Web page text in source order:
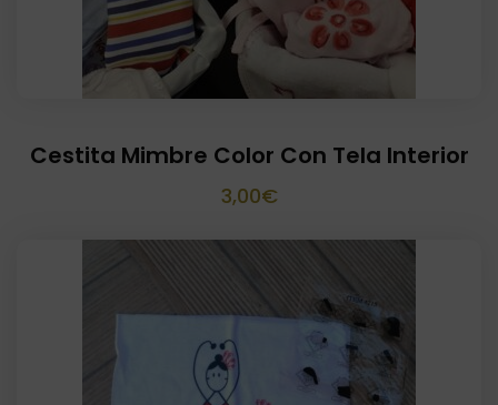
Cestita Mimbre Color Con Tela Interior
3,00€